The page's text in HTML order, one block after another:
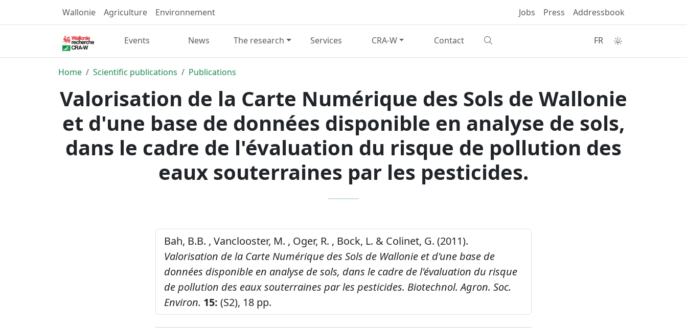
Wallonie Agriculture Environnement Jobs Press Addressbook
Events News The research Services CRA-W Contact FR
Home Scientific publications Publications
Valorisation de la Carte Numérique des Sols de Wallonie
et d'une base de données disponible en analyse de sols,
dans le cadre de l'évaluation du risque de pollution des
eaux souterraines par les pesticides.
Bah, B.B. , Vanclooster, M. , Oger, R. , Bock, L. & Colinet, G. (2011).
Valorisation de la Carte Numérique des Sols de Wallonie et d'une base de
données disponible en analyse de sols, dans le cadre de l'évaluation du risque
de pollution des eaux souterraines par les pesticides. Biotechnol. Agron. Soc.
Environ. 15: (S2), 18 pp.